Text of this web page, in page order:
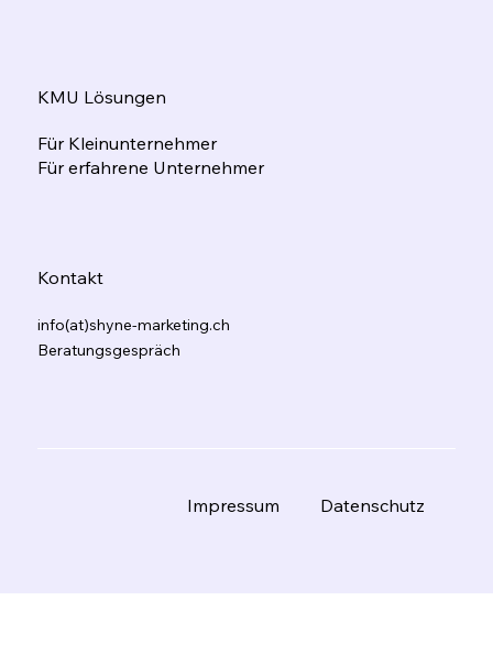
KMU Lösungen
Für Kleinunternehmer
Für erfahrene Unternehmer
Kontakt
info(at)shyne-marketing.ch
Beratungsgespräch
Impressum Datenschutz